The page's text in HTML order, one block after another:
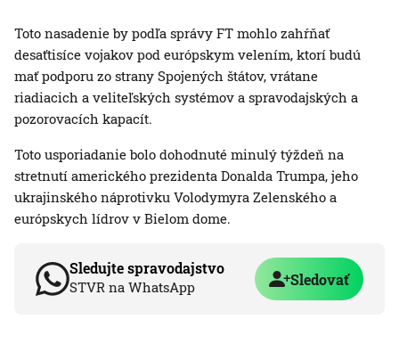
Toto nasadenie by podľa správy FT mohlo zahŕňať
desaťtisíce vojakov pod európskym velením, ktorí budú
mať podporu zo strany Spojených štátov, vrátane
riadiacich a veliteľských systémov a spravodajských a
pozorovacích kapacít.
Toto usporiadanie bolo dohodnuté minulý týždeň na
stretnutí amerického prezidenta Donalda Trumpa, jeho
ukrajinského náprotivku Volodymyra Zelenského a
európskych lídrov v Bielom dome.
Sledujte spravodajstvo
STVR na WhatsApp Sledovať